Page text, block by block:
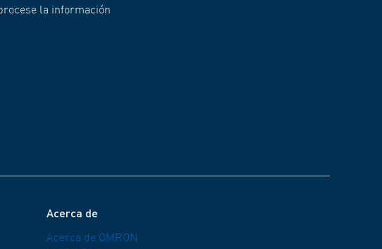
la información
Acerca de
Acerca de OMRON